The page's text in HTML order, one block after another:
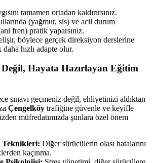
tamamen ortadan kaldırırsınız.
(yağmur, sis) ve acil durum
fren) pratik yaparsınız.
böylece gerçek direksiyon derslerine
hızlı adapte olur.
Değil, Hayata Hazırlayan Eğitim
sınavı geçmeniz değil, ehliyetinizi aldıktan
Çengelköy trafiğine güvenle ve keyifle
müfredatımızda şunlara özel önem
Teknikleri: Diğer sürücülerin olası hatalarını
kaçınma.